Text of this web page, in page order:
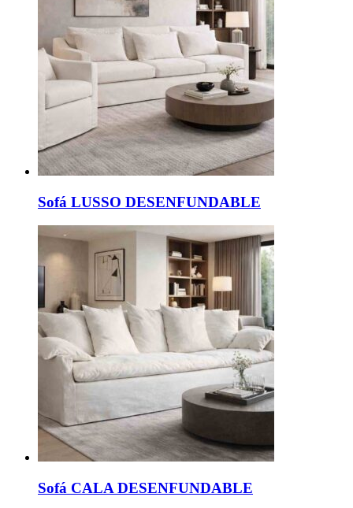
Sofá LUSSO DESENFUNDABLE
Sofá CALA DESENFUNDABLE